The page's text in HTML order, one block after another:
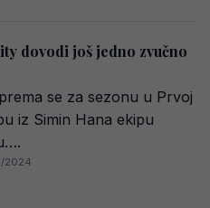
dovodi još jedno zvučno
se za sezonu u Prvoj
iz Simin Hana ekipu
2024